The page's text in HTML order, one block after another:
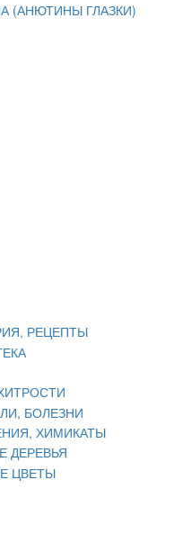
(АНЮТИНЫ ГЛАЗКИ)
РЕЦЕПТЫ
БОЛЕЗНИ
ХИМИКАТЫ
ДЕРЕВЬЯ
ЦВЕТЫ